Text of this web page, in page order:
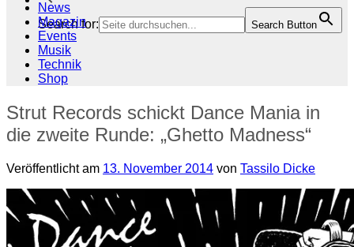
Search for: Search Button
News
Magazin
Events
Musik
Technik
Shop
Strut Records schickt Dance Mania in
die zweite Runde: „Ghetto Madness“
Veröffentlicht am 13. November 2014 von Tassilo Dicke